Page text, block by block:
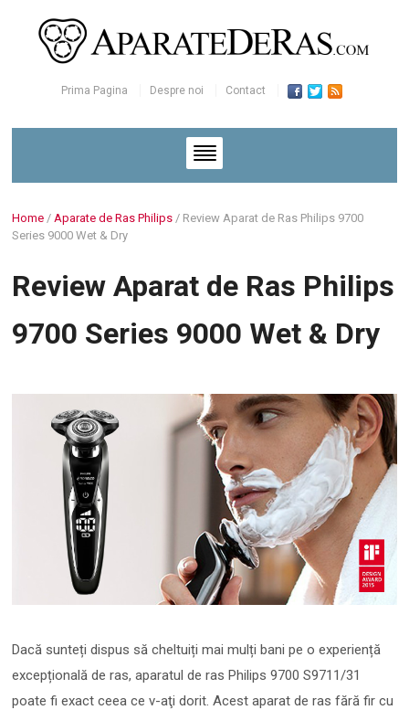
Prima Pagina Despre noi Contact
Home /Aparate de Ras Philips / Review Aparat de Ras Philips 9700
Series 9000 Wet & Dry
Review Aparat de Ras Philips
9700 Series 9000 Wet & Dry
Dacă sunteți dispus să cheltuiți mai mulți bani pe o experiență
excepțională de ras, aparatul de ras Philips 9700 S9711/31
poate fi exact ceea ce v-aţi dorit. Acest aparat de ras fără fir cu